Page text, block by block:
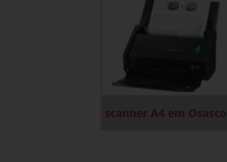
scanner A4 em Osasco